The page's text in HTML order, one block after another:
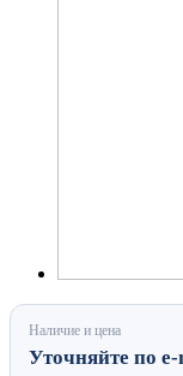
Наличие и цена
Уточняйте по